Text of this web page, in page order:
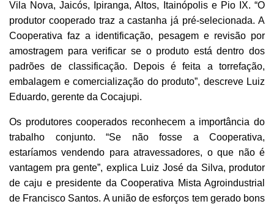
Vila Nova, Jaicós, Ipiranga, Altos, Itainópolis e Pio IX. “O
produtor cooperado traz a castanha já pré-selecionada. A
Cooperativa faz a identificação, pesagem e revisão por
amostragem para verificar se o produto está dentro dos
padrões de classificação. Depois é feita a torrefação,
embalagem e comercialização do produto”, descreve Luiz
Eduardo, gerente da Cocajupi.
Os produtores cooperados reconhecem a importância do
trabalho conjunto. “Se não fosse a Cooperativa,
estaríamos vendendo para atravessadores, o que não é
vantagem pra gente”, explica Luiz José da Silva, produtor
de caju e presidente da Cooperativa Mista Agroindustrial
de Francisco Santos. A união de esforços tem gerado bons